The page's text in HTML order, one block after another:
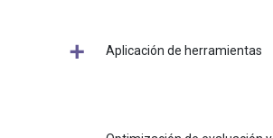
Aplicación de herramientas